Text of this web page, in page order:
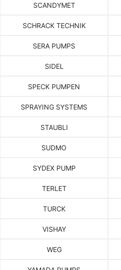
SCANDYMET
SCHRACK TECHNIK
SERA PUMPS
SIDEL
SPECK PUMPEN
SPRAYING SYSTEMS
STAUBLI
SUDMO
SYDEX PUMP
TERLET
TURCK
VISHAY
WEG